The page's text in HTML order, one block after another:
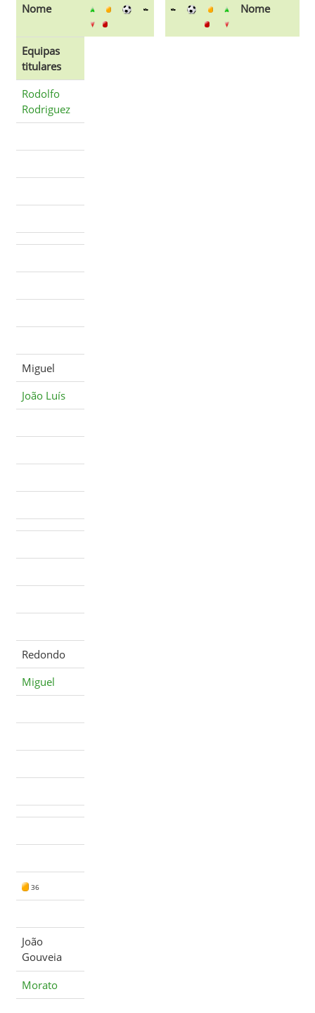
Nome Nome
Equipas
titulares
Rodolfo
Rodriguez
Miguel
João Luís
Redondo
Miguel
36
João
Gouveia
Morato